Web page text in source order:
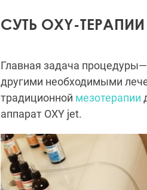
СУТЬ OXY-ТЕРАПИИ
Главная задача
другими необходимыми
традиционной мезотерапии
аппарат OXY jet.